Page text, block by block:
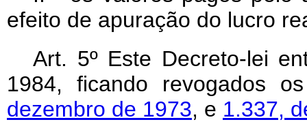
efeito de apuração do lucro
Art. 5º Este Decreto-lei
1984, ficando revogados
dezembro de 1973, e 1.337,